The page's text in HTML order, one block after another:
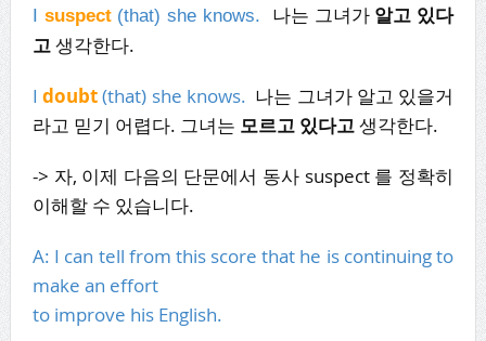
I suspect(that) she knows. 나는 그녀가 알고 있다
고생각한다.
I doubt(that) she knows. 나는 그녀가 알고 있을거
라고 믿기 어렵다. 그녀는 모르고 있다고생각한다.
-> 자, 이제 다음의 단문에서 동사 suspect 를 정확히
이해할 수 있습니다.
A: I can tell from this score that he is continuing to
make an effort
to improve his English.